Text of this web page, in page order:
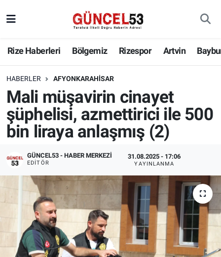
Rize Haberleri Bölgemiz Rizespor Artvin
HABERLER AFYONKARAHISAR
Mali müşavirin cinayet
şüphelisi, azmettirici ile 500
bin liraya anlaşmış (2)
GÜNCEL53 - HABER MERKEZI
EDITÖR
31.08.2025 - 17:06
YAYINLANMA